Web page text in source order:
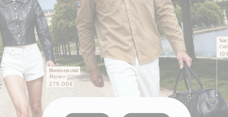
Pantalons, robes et jupes
Pantalon cuir
Jupe
Robe
Cadeaux pour elle
Doudoune cuir
Cadeaux pour lui
Santiags
Maroquinerie
Accessoires
Daytona73 Rose garden
Arthur et Aston
Patrouille de